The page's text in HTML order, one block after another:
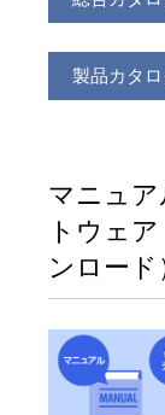
製品カタ
マニュア
トウェ
ンロード